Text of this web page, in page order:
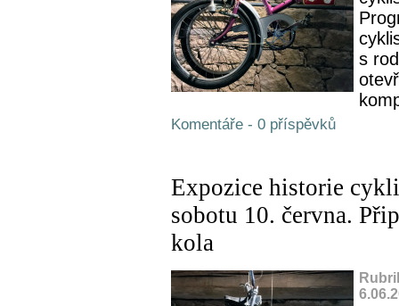
s
Komentáře - 0 příspěvků
Expozice historie
sobotu 10. června.
kola